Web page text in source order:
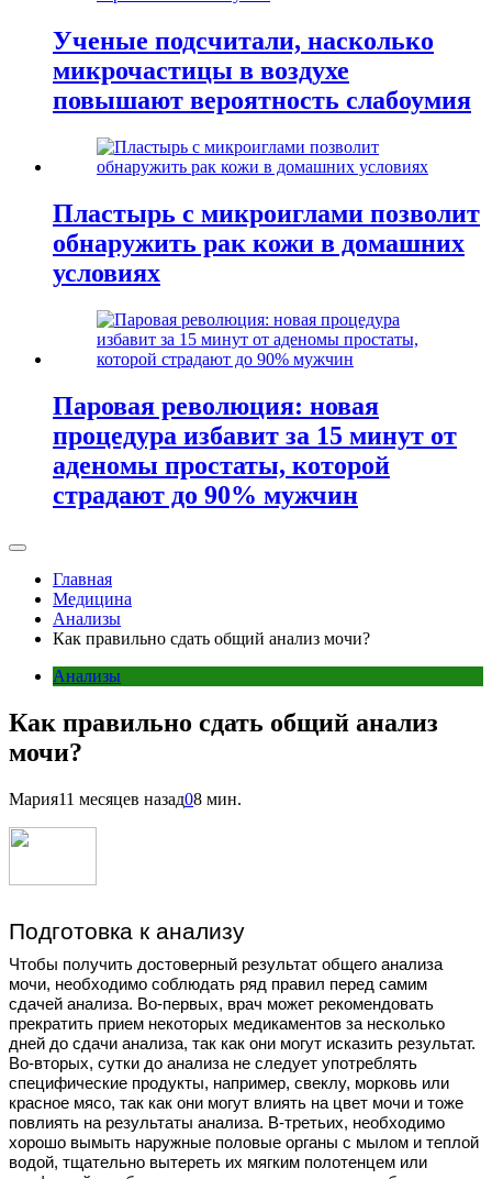
Ученые подсчитали, насколько
микрочастицы в воздухе
повышают вероятность слабоумия
Пластырь с микроиглами позволит
обнаружить рак кожи в домашних
условиях
Паровая революция: новая
процедура избавит за 15 минут от
аденомы простаты, которой
страдают до 90% мужчин
Главная
Медицина
Анализы
Как правильно сдать общий анализ мочи?
Анализы
Как правильно сдать общий анализ
мочи?
Мария11 месяцев назад08 мин.
Подготовка к анализу
Чтобы получить достоверный результат общего анализа
мочи, необходимо соблюдать ряд правил перед самим
сдачей анализа. Во-первых, врач может рекомендовать
прекратить прием некоторых медикаментов за несколько
дней до сдачи анализа, так как они могут исказить результат.
Во-вторых, сутки до анализа не следует употреблять
специфические продукты, например, свеклу, морковь или
красное мясо, так как они могут влиять на цвет мочи и тоже
повлиять на результаты анализа. В-третьих, необходимо
хорошо вымыть наружные половые органы с мылом и теплой
водой, тщательно вытереть их мягким полотенцем или